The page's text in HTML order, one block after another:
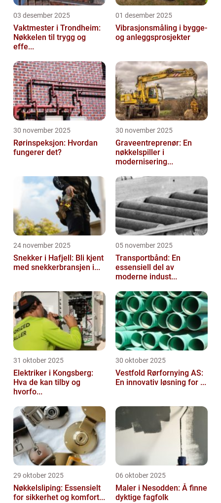
03 desember 2025
Vaktmester i Trondheim:
Nøkkelen til trygg og
effe...
01 desember 2025
Vibrasjonsmåling i bygge-
og anleggsprosjekter
30 november 2025
Rørinspeksjon: Hvordan
fungerer det?
30 november 2025
Graveentreprenør: En
nøkkelspiller i
modernisering...
24 november 2025
Snekker i Hafjell: Bli kjent
med snekkerbransjen i...
05 november 2025
Transportbånd: En
essensiell del av
moderne indust...
31 oktober 2025
Elektriker i Kongsberg:
Hva de kan tilby og
hvorfo...
30 oktober 2025
Vestfold Rørfornying AS:
En innovativ løsning for ...
29 oktober 2025
Nøkkelsliping: Essensielt
for sikkerhet og komfort...
06 oktober 2025
Maler i Nesodden: Å finne
dyktige fagfolk